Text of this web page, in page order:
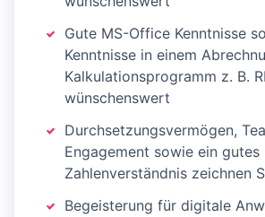
Gute MS-Office Kenntnisse
Kenntnisse in einem
Kalkulationsprogramm z. B.
wünschenswert
Durchsetzungsvermögen,
Engagement sowie ein gutes
Zahlenverständnis zeichnen
Begeisterung für digitale